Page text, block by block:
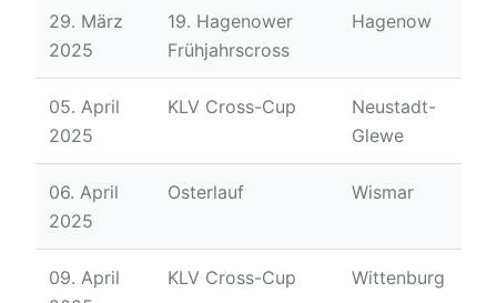
29. März
2025
19. Hagenower
Frühjahrscross
Hagenow
05. April
2025
KLV Cross-Cup
Neustadt-
Glewe
06. April
2025
Osterlauf Wismar
09. April
KLV Cross-Cup Wittenburg